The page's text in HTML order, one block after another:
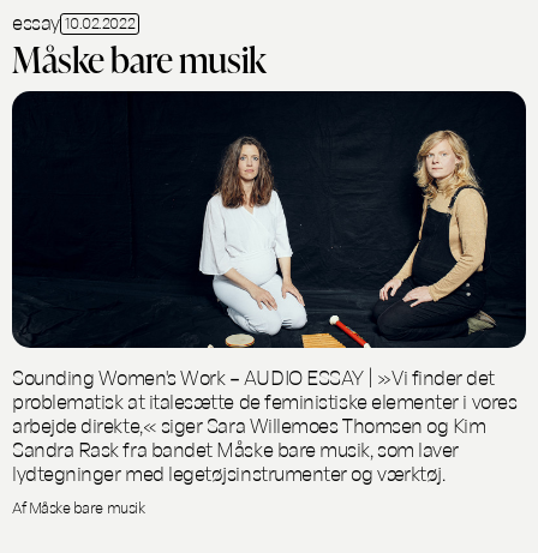
essay 10.02.2022
Måske bare musik
Sounding Women's Work – AUDIO ESSAY | »Vi finder det
problematisk at italesætte de feministiske elementer i vores
arbejde direkte,« siger Sara Willemoes Thomsen og Kim
Sandra Rask fra bandet Måske bare musik, som laver
lydtegninger med legetøjsinstrumenter og værktøj.
Af Måske bare musik